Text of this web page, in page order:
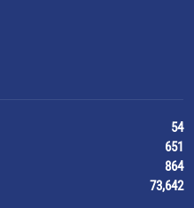
54
651
864
73,642